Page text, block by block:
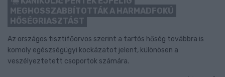
MEGHOSSZABBÍTOTTÁK A HARMADFOKÚ
HŐSÉGRIASZTÁST
Az országos tisztifőorvos szerint a tartós hőség továbbra is
komoly egészségügyi kockázatot jelent, különösen a
veszélyeztetett csoportok számára.